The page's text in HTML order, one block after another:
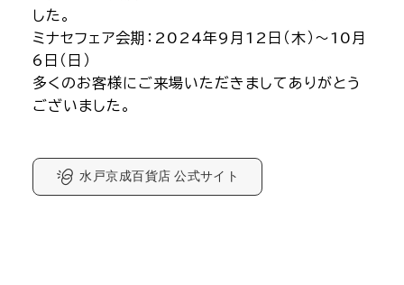
した。
ミナセフェア会期：2024年9月12日（木）～10月
6日（日）
多くのお客様にご来場いただきましてありがとう
ございました。
水戸京成百貨店 公式サイト